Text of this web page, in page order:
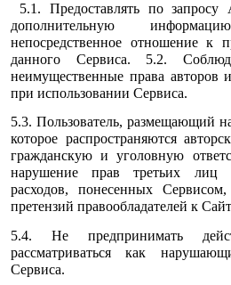
5.1. Предоставлять по запросу
дополнительную
непосредственное отношение к
данного Сервиса. 5.2.
неимущественные права авторов
при использовании Сервиса.
5.3. Пользователь, размещающий
которое распространяются
гражданскую и уголовную
нарушение прав третьих лиц
расходов, понесенных
претензий правообладателей к
5.4. Не предпринимать
рассматриваться как
Сервиса.